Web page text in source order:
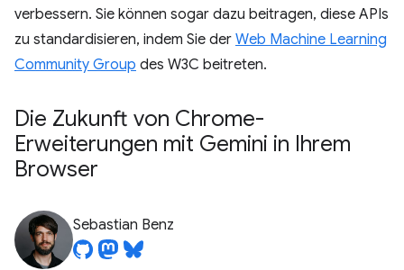
verbessern. Sie können sogar dazu beitragen, diese APIs
zu standardisieren, indem Sie der Web Machine Learning
Community Group des W3C beitreten.
Die Zukunft von Chrome-
Erweiterungen mit Gemini in Ihrem
Browser
Sebastian Benz